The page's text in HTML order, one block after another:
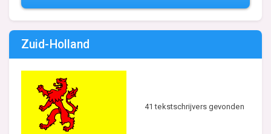
Zuid-Holland
41 tekstschrijvers gevonden